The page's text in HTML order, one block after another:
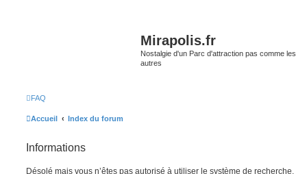
Mirapolis.fr
Nostalgie d'un Parc d'attraction pas comme les
autres
FAQ
Accueil Index du forum
Informations
Désolé mais vous n’êtes pas autorisé à utiliser le système de recherche.